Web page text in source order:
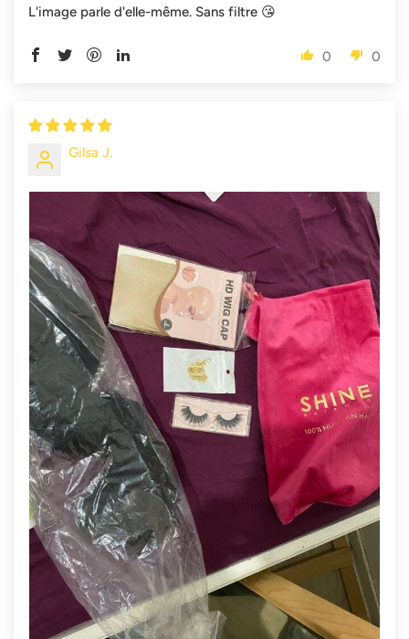
L'image parle d'elle-même. Sans filtre 😘
0 0
Gilsa J.